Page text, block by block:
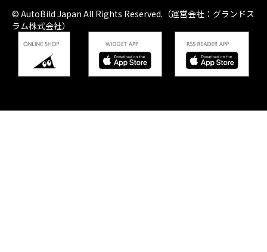
© AutoBild Japan All Rights Reserved.（運営会社：グランドス
ラム株式会社）